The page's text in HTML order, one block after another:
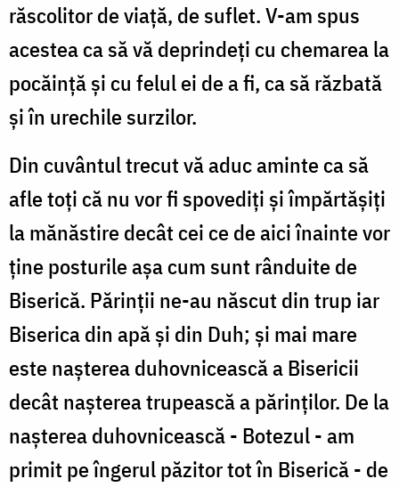
răscolitor de viaţă, de suflet. V-am spus
acestea ca să vă deprindeţi cu chemarea la
pocăinţă şi cu felul ei de a fi, ca să răzbată
şi în urechile surzilor.
Din cuvântul trecut vă aduc aminte ca să
afle toţi că nu vor fi spovediţi şi împărtăşiţi
la mănăstire decât cei ce de aici înainte vor
ţine posturile aşa cum sunt rânduite de
Biserică. Părinţii ne-au născut din trup iar
Biserica din apă şi din Duh; şi mai mare
este naşterea duhovnicească a Bisericii
decât naşterea trupească a părinţilor. De la
naşterea duhovnicească - Botezul - am
primit pe îngerul păzitor tot în Biserică - de